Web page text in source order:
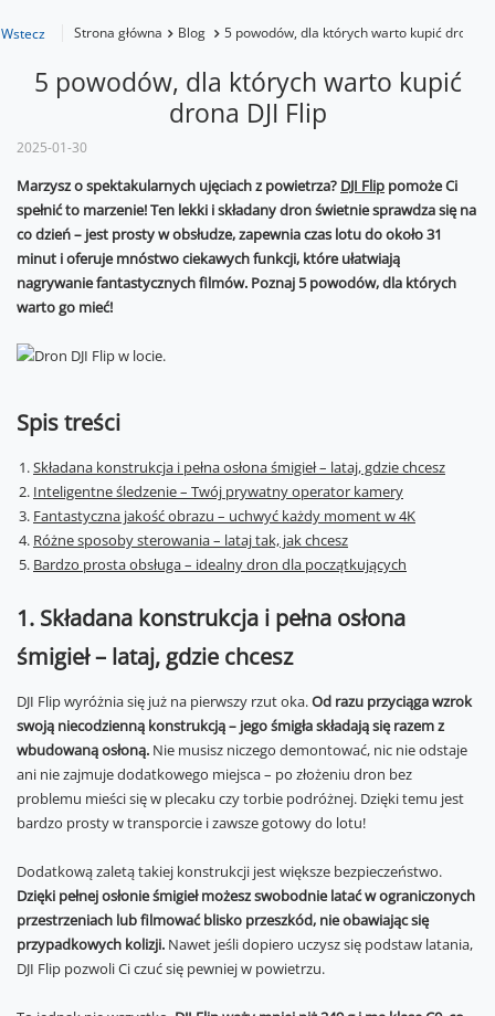
Wstecz Strona główna Blog 5 powodów, dla których warto kupić drona
5 powodów, dla których warto kupić
drona DJI Flip
2025-01-30
Marzysz o spektakularnych ujęciach z powietrza? DJI Flip pomoże Ci
spełnić to marzenie! Ten lekki i składany dron świetnie sprawdza się na
co dzień – jest prosty w obsłudze, zapewnia czas lotu do około 31
minut i oferuje mnóstwo ciekawych funkcji, które ułatwiają
nagrywanie fantastycznych filmów. Poznaj 5 powodów, dla których
warto go mieć!
Spis treści
Składana konstrukcja i pełna osłona śmigieł – lataj, gdzie chcesz
Inteligentne śledzenie – Twój prywatny operator kamery
Fantastyczna jakość obrazu – uchwyć każdy moment w 4K
Różne sposoby sterowania – lataj tak, jak chcesz
Bardzo prosta obsługa – idealny dron dla początkujących
1. Składana konstrukcja i pełna osłona
śmigieł – lataj, gdzie chcesz
DJI Flip wyróżnia się już na pierwszy rzut oka.Od razu przyciąga wzrok
swoją niecodzienną konstrukcją – jego śmigła składają się razem z
wbudowaną osłoną. Nie musisz niczego demontować, nic nie odstaje
ani nie zajmuje dodatkowego miejsca – po złożeniu dron bez
problemu mieści się w plecaku czy torbie podróżnej. Dzięki temu jest
bardzo prosty w transporcie i zawsze gotowy do lotu!
Dodatkową zaletą takiej konstrukcji jest większe bezpieczeństwo.
Dzięki pełnej osłonie śmigieł możesz swobodnie latać w ograniczonych
przestrzeniach lub filmować blisko przeszkód, nie obawiając się
przypadkowych kolizji. Nawet jeśli dopiero uczysz się podstaw latania,
DJI Flip pozwoli Ci czuć się pewniej w powietrzu.